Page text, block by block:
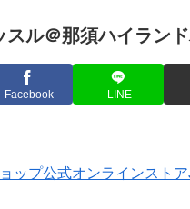
スル＠那須ハイラン
Facebook LINE